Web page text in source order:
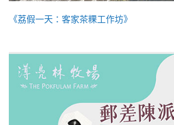
《荔假一天：客家茶粿工作坊》